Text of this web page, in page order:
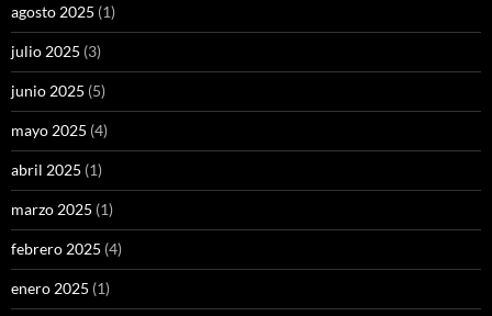
agosto 2025 (1)
julio 2025 (3)
junio 2025 (5)
mayo 2025 (4)
abril 2025 (1)
marzo 2025 (1)
febrero 2025 (4)
enero 2025 (1)